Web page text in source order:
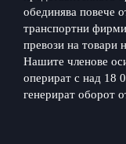
обединява повече
транспортни
превози на товари
Нашите членове
оперират с над 18
генерират оборот